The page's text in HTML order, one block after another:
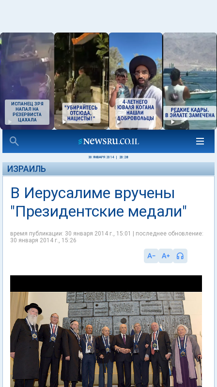
ИСПАНЕЦ ЗРЯ
НАПАЛ НА
РЕЗЕРВИСТА
ЦАХАЛА
30 ЯНВАРЯ 2014 20:28
ИЗРАИЛЬ
В Иерусалиме вручены
"Президентские медали"
время публикации: 30 января 2014 г., 15:01 | последнее обновление:
30 января 2014 г., 15:26